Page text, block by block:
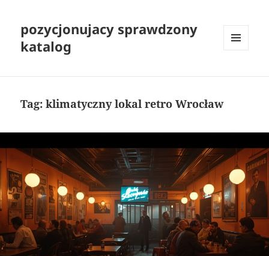
pozycjonujacy sprawdzony
katalog
Tag:klimatyczny lokal retro Wrocław